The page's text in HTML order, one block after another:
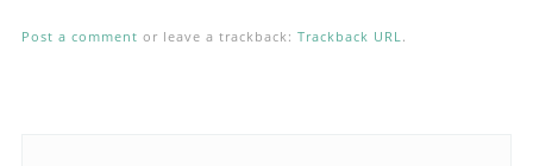
Post a comment or leave a trackback: Trackback URL .